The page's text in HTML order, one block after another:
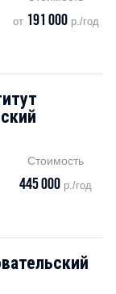
от 191 000р./год
Стоимость
445 000 р./год